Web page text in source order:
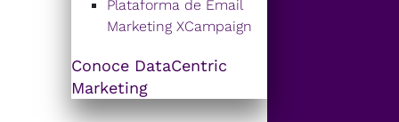
Plataforma de Email
Marketing XCampaign
Conoce DataCentric
Marketing